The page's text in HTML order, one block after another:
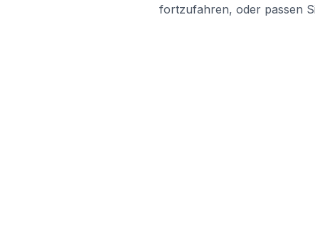
fortzufahren, oder passen